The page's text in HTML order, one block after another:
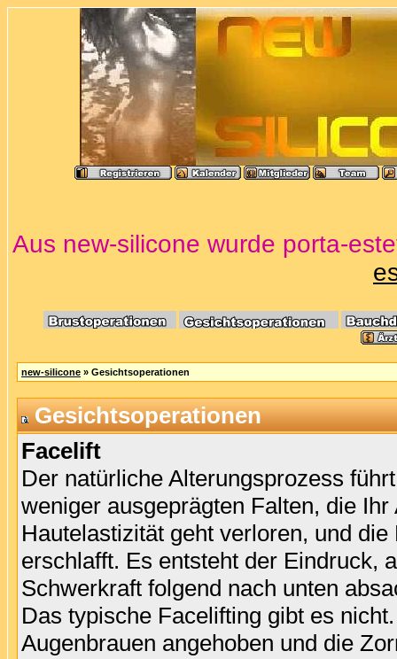
Aus new-silicone wurde porta-
new-silicone » Gesichtsoperationen
Gesichtsoperationen
Facelift
Der natürliche Alterungsprozess
weniger ausgeprägten Falten, die
Hautelastizität geht verloren, und
erschlafft. Es entsteht der Eindruck,
Schwerkraft folgend nach unten
Das typische Facelifting gibt es
Augenbrauen angehoben und die